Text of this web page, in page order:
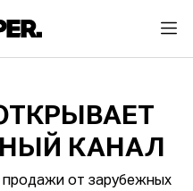
ОТКРЫВАЕТ
КАНАЛ
от зарубежных